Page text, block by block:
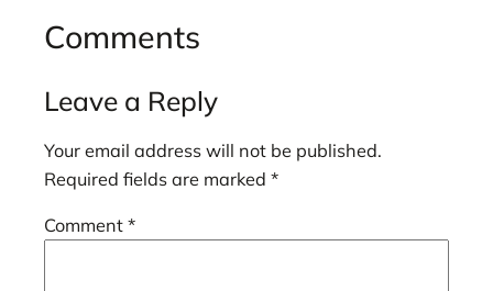
Comments
Leave a Reply
Your email address will not be published.
Required fields are marked *
Comment *